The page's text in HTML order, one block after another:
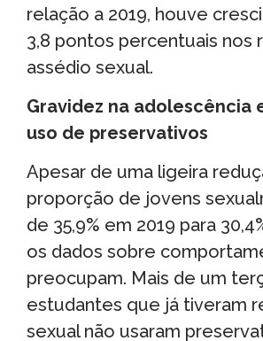
relação a 2019, houve
3,8 pontos percentuais nos
assédio sexual.
Gravidez na adolescência
uso de preservativos
Apesar de uma ligeira
proporção de jovens
de 35,9% em 2019 para
os dados sobre
preocupam. Mais de um
estudantes que já tiveram
sexual não usaram